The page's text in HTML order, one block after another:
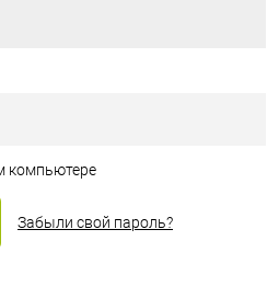
компьютере
Забыли свой пароль?